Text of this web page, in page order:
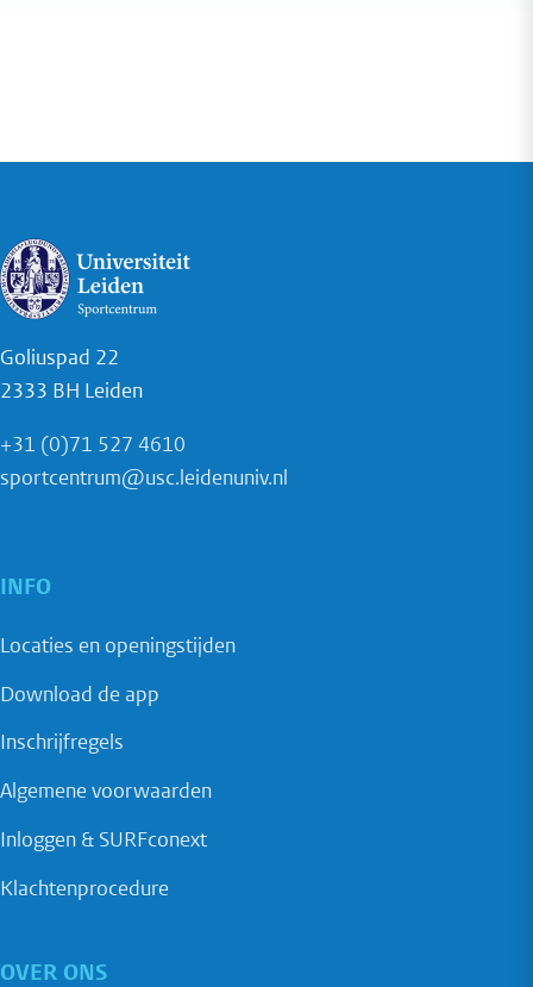
Goliuspad 22
2333 BH Leiden
+31 (0)71 527 4610
sportcentrum@usc.leidenuniv.nl
INFO
Locaties en openingstijden
Download de app
Inschrijfregels
Algemene voorwaarden
Inloggen & SURFconext
Klachtenprocedure
OVER ONS